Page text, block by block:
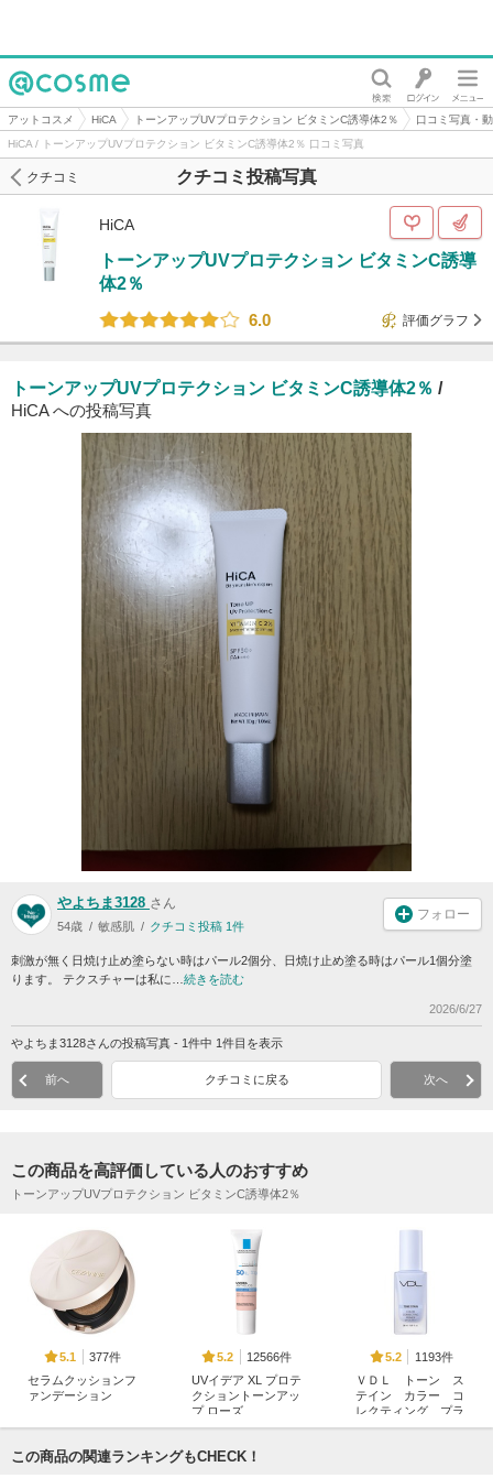
@cosme
アットコスメ HiCA トーンアップUVプロテクション ビタミンC誘導体2％
口コミ写真・
HiCA / トーンアップUVプロテクション ビタミンC誘導体2％ 口コミ写真
クチコミ投稿写真
クチコミ
HiCA
トーンアップUVプロテクション ビタミンC誘導
体2％
6.0
評価グラフ
トーンアップUVプロテクション ビタミンC誘導体2％ /
HiCA への投稿写真
やよちま3128 さん
54歳 敏感肌 クチコミ投稿 1件
フォロー
刺激が無く日焼け止め塗らない時はパール2個分、日焼け止め塗る時はパール1個分塗
ります。 テクスチャーは私に…続きを読む
2026/6/27
やよちま3128さんの投稿写真 - 1件中 1件目を表示
前へ クチコミに戻る 次へ
この商品を高評価している人のおすすめ
トーンアップUVプロテクション ビタミンC誘導体2％
5.1
377件
セラムクッションフ
ァンデーション
5.2
12566件
UVイデア XL プロテ
クショントーンアッ
プ ローズ
5.2
1193件
ＶＤＬ トーン ス
テイン カラー コ
レクティング プラ
イマー
この商品の関連ランキングもCHECK！